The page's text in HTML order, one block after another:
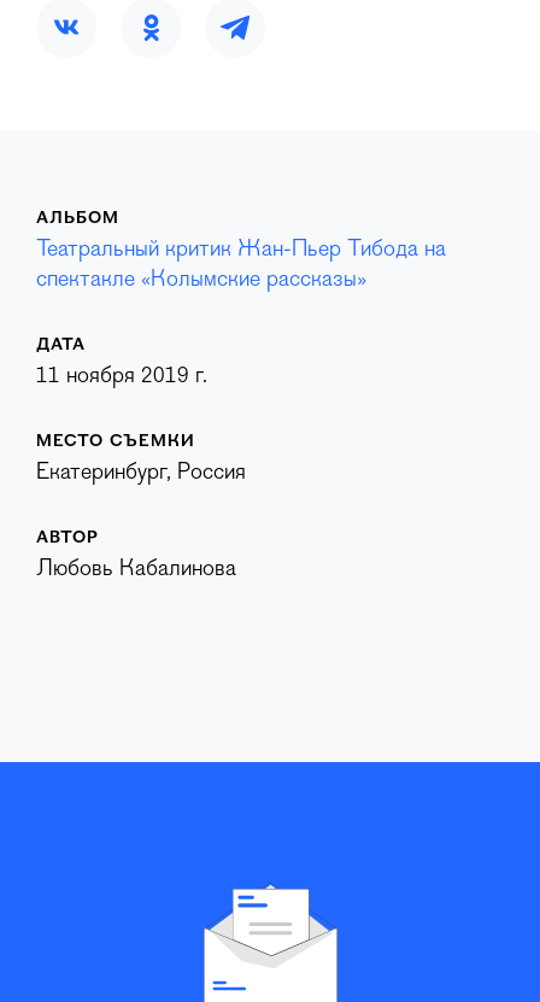
АЛЬБОМ
Театральный критик Жан-Пьер Тибода на
спектакле «Колымские рассказы»
ДАТА
11 ноября 2019 г.
МЕСТО СЪЕМКИ
Екатеринбург, Россия
АВТОР
Любовь Кабалинова